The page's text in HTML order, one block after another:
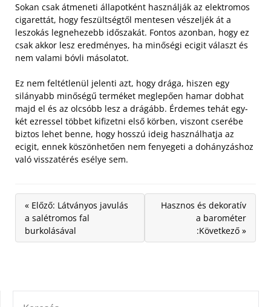
Sokan csak átmeneti állapotként használják az elektromos
cigarettát, hogy feszültségtől mentesen vészeljék át a
leszokás legnehezebb időszakát. Fontos azonban, hogy ez
csak akkor lesz eredményes, ha minőségi ecigit választ és
nem valami bóvli másolatot.
Ez nem feltétlenül jelenti azt, hogy drága, hiszen egy
silányabb minőségű terméket meglepően hamar dobhat
majd el és az olcsóbb lesz a drágább. Érdemes tehát egy-
két ezressel többet kifizetni első körben, viszont cserébe
biztos lehet benne, hogy hosszú ideig használhatja az
ecigit, ennek köszönhetően nem fenyegeti a dohányzáshoz
való visszatérés esélye sem.
« Előző: Látványos javulás
a salétromos fal
burkolásával
Hasznos és dekoratív
a barométer
:Következő »